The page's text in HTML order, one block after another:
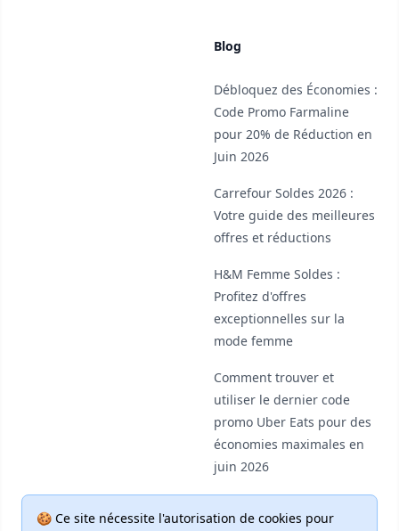
🍪 Ce site nécessite l'autorisation de cookies pour
Blog
Débloquez des Économies :
Code Promo Farmaline
pour 20% de Réduction en
Juin 2026
Carrefour Soldes 2026 :
Votre guide des meilleures
offres et réductions
H&M Femme Soldes :
Profitez d'offres
exceptionnelles sur la
mode femme
Comment trouver et
utiliser le dernier code
promo Uber Eats pour des
économies maximales en
juin 2026